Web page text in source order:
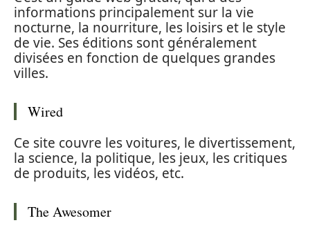
informations principalement sur la vie
nocturne, la nourriture, les loisirs et le style
de vie. Ses éditions sont généralement
divisées en fonction de quelques grandes
villes.
Wired
Ce site couvre les voitures, le divertissement,
la science, la politique, les jeux, les critiques
de produits, les vidéos, etc.
The Awesomer